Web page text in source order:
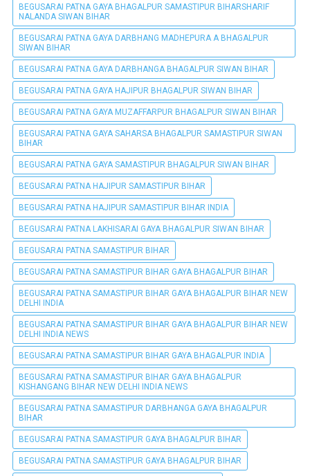
BEGUSARAI PATNA GAYA BHAGALPUR SAMASTIPUR BIHARSHARIF
NALANDA SIWAN BIHAR
BEGUSARAI PATNA GAYA DARBHANG MADHEPURA A BHAGALPUR
SIWAN BIHAR
BEGUSARAI PATNA GAYA DARBHANGA BHAGALPUR SIWAN BIHAR
BEGUSARAI PATNA GAYA HAJIPUR BHAGALPUR SIWAN BIHAR
BEGUSARAI PATNA GAYA MUZAFFARPUR BHAGALPUR SIWAN BIHAR
BEGUSARAI PATNA GAYA SAHARSA BHAGALPUR SAMASTIPUR SIWAN
BIHAR
BEGUSARAI PATNA GAYA SAMASTIPUR BHAGALPUR SIWAN BIHAR
BEGUSARAI PATNA HAJIPUR SAMASTIPUR BIHAR
BEGUSARAI PATNA HAJIPUR SAMASTIPUR BIHAR INDIA
BEGUSARAI PATNA LAKHISARAI GAYA BHAGALPUR SIWAN BIHAR
BEGUSARAI PATNA SAMASTIPUR BIHAR
BEGUSARAI PATNA SAMASTIPUR BIHAR GAYA BHAGALPUR BIHAR
BEGUSARAI PATNA SAMASTIPUR BIHAR GAYA BHAGALPUR BIHAR NEW
DELHI INDIA
BEGUSARAI PATNA SAMASTIPUR BIHAR GAYA BHAGALPUR BIHAR NEW
DELHI INDIA NEWS
BEGUSARAI PATNA SAMASTIPUR BIHAR GAYA BHAGALPUR INDIA
BEGUSARAI PATNA SAMASTIPUR BIHAR GAYA BHAGALPUR
KISHANGANG BIHAR NEW DELHI INDIA NEWS
BEGUSARAI PATNA SAMASTIPUR DARBHANGA GAYA BHAGALPUR
BIHAR
BEGUSARAI PATNA SAMASTIPUR GAYA BHAGALPUR BIHAR
BEGUSARAI PATNA SAMASTIPUR GAYA BHAGALPUR BIHAR